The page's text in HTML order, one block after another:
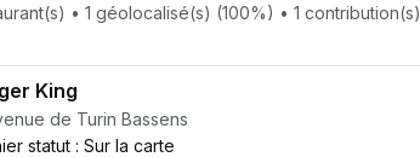
• 1 géolocalisé(s) (100%) • 1 contribution(s)
King
de Turin Bassens
statut : Sur la carte